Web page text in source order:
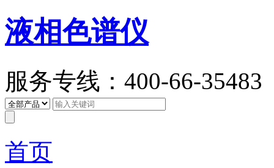
液相色谱仪
服务专线：400-66-35483
首页